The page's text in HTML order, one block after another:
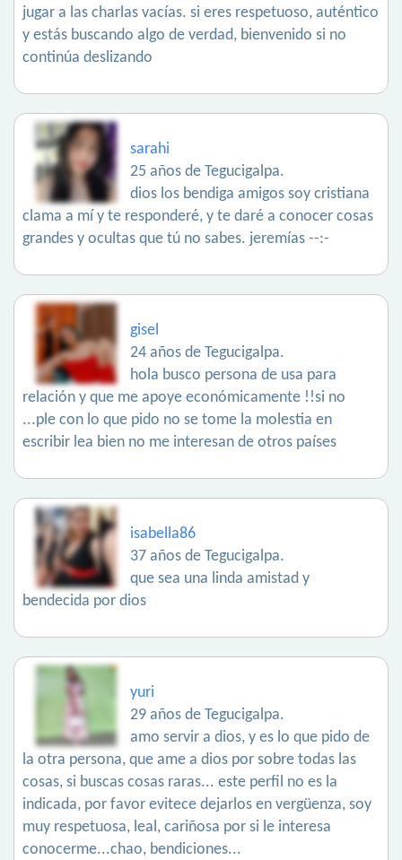
jugar a las charlas vacías. si eres respetuoso, auténtico
y estás buscando algo de verdad, bienvenido si no
continúa deslizando
sarahi
25 años de Tegucigalpa.
dios los bendiga amigos soy cristiana
clama a mí y te responderé, y te daré a conocer cosas
grandes y ocultas que tú no sabes. jeremías --:-
gisel
24 años de Tegucigalpa.
hola busco persona de usa para
relación y que me apoye económicamente !!si no
...ple con lo que pido no se tome la molestia en
escribir lea bien no me interesan de otros países
isabella86
37 años de Tegucigalpa.
que sea una linda amistad y
bendecida por dios
yuri
29 años de Tegucigalpa.
amo servir a dios, y es lo que pido de
la otra persona, que ame a dios por sobre todas las
cosas, si buscas cosas raras... este perfil no es la
indicada, por favor evitece dejarlos en vergüenza, soy
muy respetuosa, leal, cariñosa por si le interesa
conocerme...chao, bendiciones...